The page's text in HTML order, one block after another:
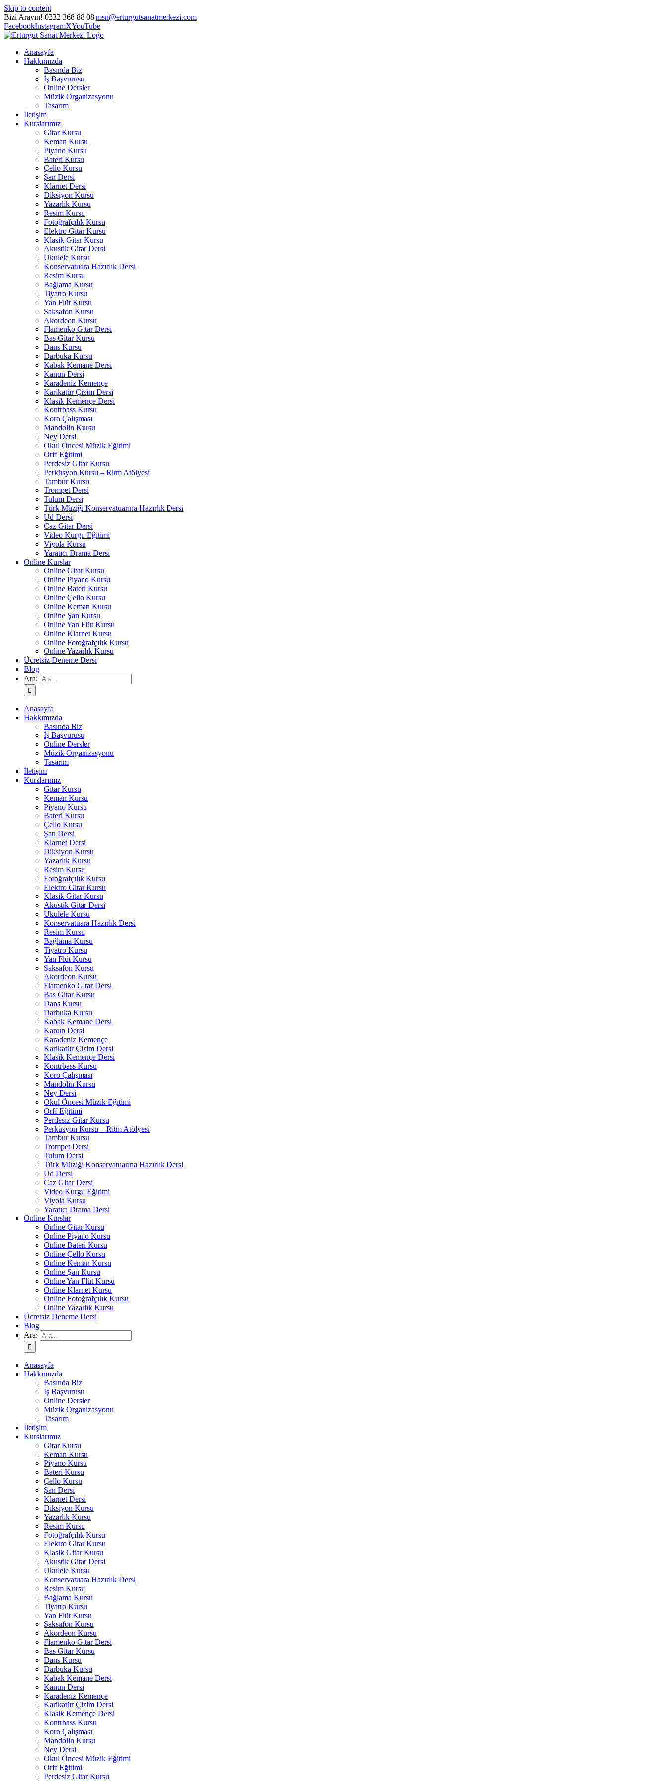
Skip to content
Bizi Arayın! 0232 368 88 08|msn@erturgutsanatmerkezi.com
FacebookInstagramXYouTube
Anasayfa
Hakkımızda
Basında Biz
İş Başvurusu
Online Dersler
Müzik Organizasyonu
Tasarım
İletişim
Kurslarımız
Gitar Kursu
Keman Kursu
Piyano Kursu
Bateri Kursu
Çello Kursu
Şan Dersi
Klarnet Dersi
Diksiyon Kursu
Yazarlık Kursu
Resim Kursu
Fotoğrafçılık Kursu
Elektro Gitar Kursu
Klasik Gitar Kursu
Akustik Gitar Dersi
Ukulele Kursu
Konservatuara Hazırlık Dersi
Resim Kursu
Bağlama Kursu
Tiyatro Kursu
Yan Flüt Kursu
Saksafon Kursu
Akordeon Kursu
Flamenko Gitar Dersi
Bas Gitar Kursu
Dans Kursu
Darbuka Kursu
Kabak Kemane Dersi
Kanun Dersi
Karadeniz Kemençe
Karikatür Çizim Dersi
Klasik Kemençe Dersi
Kontrbass Kursu
Koro Çalışması
Mandolin Kursu
Ney Dersi
Okul Öncesi Müzik Eğitimi
Orff Eğitimi
Perdesiz Gitar Kursu
Perküsyon Kursu – Ritm Atölyesi
Tambur Kursu
Trompet Dersi
Tulum Dersi
Türk Müziği Konservatuarına Hazırlık Dersi
Ud Dersi
Caz Gitar Dersi
Video Kurgu Eğitimi
Viyola Kursu
Yaratıcı Drama Dersi
Online Kurslar
Online Gitar Kursu
Online Piyano Kursu
Online Bateri Kursu
Online Çello Kursu
Online Keman Kursu
Online Şan Kursu
Online Yan Flüt Kursu
Online Klarnet Kursu
Online Fotoğrafçılık Kursu
Online Yazarlık Kursu
Ücretsiz Deneme Dersi
Blog
Ara:
Anasayfa
Hakkımızda
Basında Biz
İş Başvurusu
Online Dersler
Müzik Organizasyonu
Tasarım
İletişim
Kurslarımız
Gitar Kursu
Keman Kursu
Piyano Kursu
Bateri Kursu
Çello Kursu
Şan Dersi
Klarnet Dersi
Diksiyon Kursu
Yazarlık Kursu
Resim Kursu
Fotoğrafçılık Kursu
Elektro Gitar Kursu
Klasik Gitar Kursu
Akustik Gitar Dersi
Ukulele Kursu
Konservatuara Hazırlık Dersi
Resim Kursu
Bağlama Kursu
Tiyatro Kursu
Yan Flüt Kursu
Saksafon Kursu
Akordeon Kursu
Flamenko Gitar Dersi
Bas Gitar Kursu
Dans Kursu
Darbuka Kursu
Kabak Kemane Dersi
Kanun Dersi
Karadeniz Kemençe
Karikatür Çizim Dersi
Klasik Kemençe Dersi
Kontrbass Kursu
Koro Çalışması
Mandolin Kursu
Ney Dersi
Okul Öncesi Müzik Eğitimi
Orff Eğitimi
Perdesiz Gitar Kursu
Perküsyon Kursu – Ritm Atölyesi
Tambur Kursu
Trompet Dersi
Tulum Dersi
Türk Müziği Konservatuarına Hazırlık Dersi
Ud Dersi
Caz Gitar Dersi
Video Kurgu Eğitimi
Viyola Kursu
Yaratıcı Drama Dersi
Online Kurslar
Online Gitar Kursu
Online Piyano Kursu
Online Bateri Kursu
Online Çello Kursu
Online Keman Kursu
Online Şan Kursu
Online Yan Flüt Kursu
Online Klarnet Kursu
Online Fotoğrafçılık Kursu
Online Yazarlık Kursu
Ücretsiz Deneme Dersi
Blog
Ara:
Anasayfa
Hakkımızda
Basında Biz
İş Başvurusu
Online Dersler
Müzik Organizasyonu
Tasarım
İletişim
Kurslarımız
Gitar Kursu
Keman Kursu
Piyano Kursu
Bateri Kursu
Çello Kursu
Şan Dersi
Klarnet Dersi
Diksiyon Kursu
Yazarlık Kursu
Resim Kursu
Fotoğrafçılık Kursu
Elektro Gitar Kursu
Klasik Gitar Kursu
Akustik Gitar Dersi
Ukulele Kursu
Konservatuara Hazırlık Dersi
Resim Kursu
Bağlama Kursu
Tiyatro Kursu
Yan Flüt Kursu
Saksafon Kursu
Akordeon Kursu
Flamenko Gitar Dersi
Bas Gitar Kursu
Dans Kursu
Darbuka Kursu
Kabak Kemane Dersi
Kanun Dersi
Karadeniz Kemençe
Karikatür Çizim Dersi
Klasik Kemençe Dersi
Kontrbass Kursu
Koro Çalışması
Mandolin Kursu
Ney Dersi
Okul Öncesi Müzik Eğitimi
Orff Eğitimi
Perdesiz Gitar Kursu